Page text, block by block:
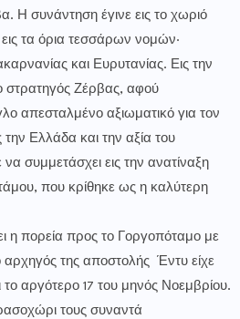
Η συνάντηση έγινε εις το χωριό
εις τα όρια τεσσάρων νομών‧
και Ευρυτανίας. Εις την
στρατηγός Ζέρβας, αφού
απεσταλμένο αξιωματικό για τον
Ελλάδα και την αξία του
συμμετάσχει εις την ανατίναξη
που κρίθηκε ως η καλύτερη
η πορεία προς το Γοργοπόταμο με
αρχηγός της αποστολής Έντυ είχε
το αργότερο 17 του μηνός Νοεμβρίου.
τους συναντά